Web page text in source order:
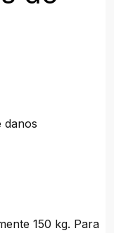
danos
150 kg. Para